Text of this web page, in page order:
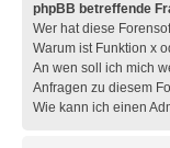
phpBB betreffende
Wer hat diese
Warum ist Funktion x
An wen soll ich mich
Anfragen zu diesem
Wie kann ich einen